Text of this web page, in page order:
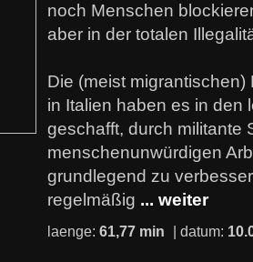
noch Menschen
aber in der totalen
Die (meist
in Italien haben es in den
geschafft, durch militante
menschenunwürdigen
grundlegend zu
regelmäßig ... weiter
laenge: 61,77 min | datum: